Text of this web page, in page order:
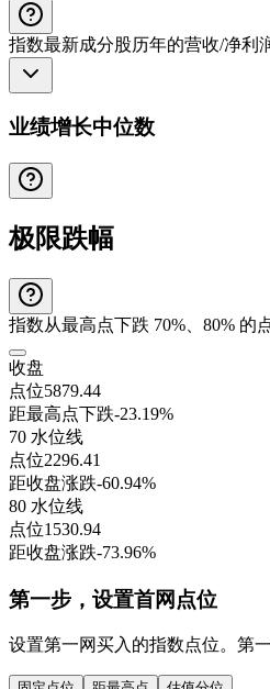
指数最新成分股历年的营收/净利
业绩增长中位数
极限跌幅
指数从最高点下跌 70%、80% 的
收盘
点位5879.44
距最高点下跌-23.19%
70 水位线
点位2296.41
距收盘涨跌-60.94%
80 水位线
点位1530.94
距收盘涨跌-73.96%
第一步，设置首网点位
设置第一网买入的指数点位。第